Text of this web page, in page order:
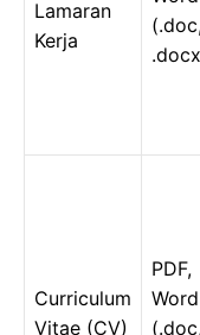
Lamaran
Kerja
Curriculum
Vitae (CV)
PDF,
Word